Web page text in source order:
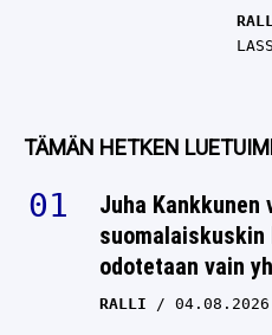
TÄMÄN HETKEN
Juha Kankkunen
odotetaan vain
RALLI 04.08.2026